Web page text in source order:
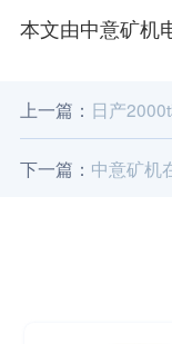
本文由中意矿机
上一篇： 日产2000t移
下一篇： 中意矿机在